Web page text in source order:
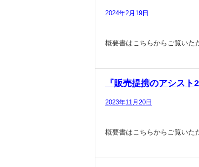
2024年2月19日
概要書はこちらからご覧いた
『販売提携のアシス
2023年11月20日
概要書はこちらからご覧いた